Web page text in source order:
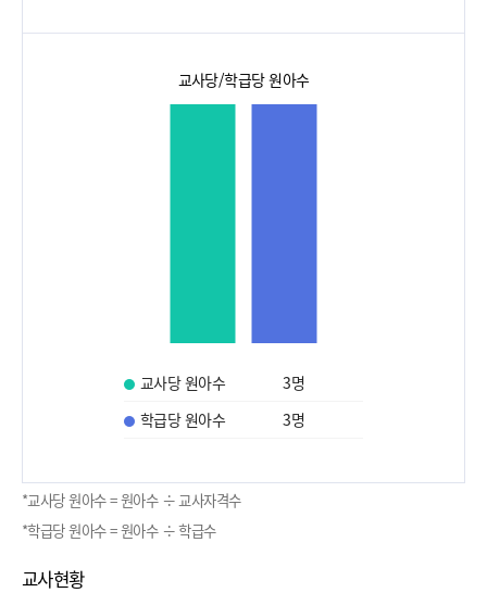
교사당/학급당 원아수
교사당 원아수 3명
학급당 원아수
3명
*교사당 원아수 = 원아수 ÷ 교사자격수
*학급당 원아수 = 원아수 ÷ 학급수
교사현황